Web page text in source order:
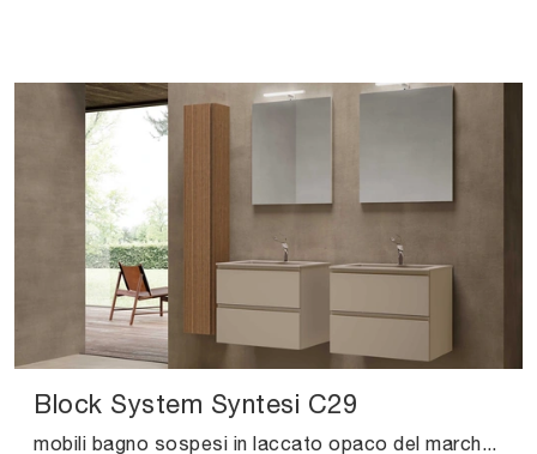
Block System Syntesi C29
mobili bagno sospesi in laccato opaco del marchio Baxar: clicca e scopri l'arredo bagno moderno Block System Syntesi C29 per il bagno di casa.